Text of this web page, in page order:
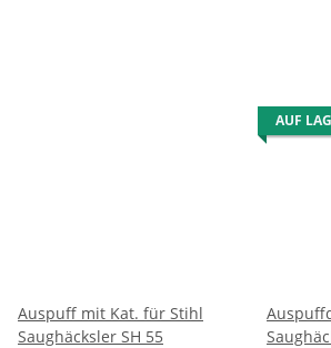
Auspuff mit Kat. für Stihl
Saughäcksler SH 55
AUF